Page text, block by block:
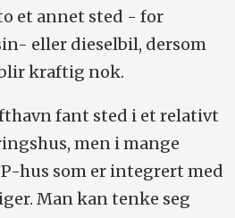
et annet sted - for
eller dieselbil, dersom
kraftig nok.
fant sted i et relativt
men i mange
hus som er integrert med
Man kan tenke seg